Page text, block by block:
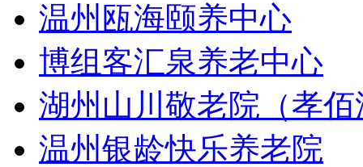
温州瓯海颐养中心
博组客汇泉养老中心
湖州山川敬老院（孝
温州银龄快乐养老院